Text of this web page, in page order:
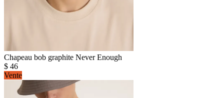
Chapeau bob graphite Never Enough
$ 46
Vente